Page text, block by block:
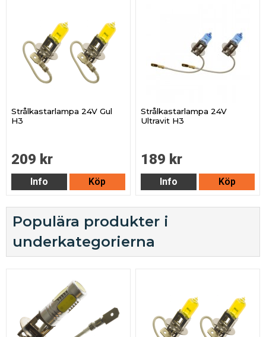
Strålkastarlampa 24V Gul
H3
209 kr
Info Köp
Strålkastarlampa 24V
Ultravit H3
189 kr
Info Köp
Populära produkter i
underkategorierna